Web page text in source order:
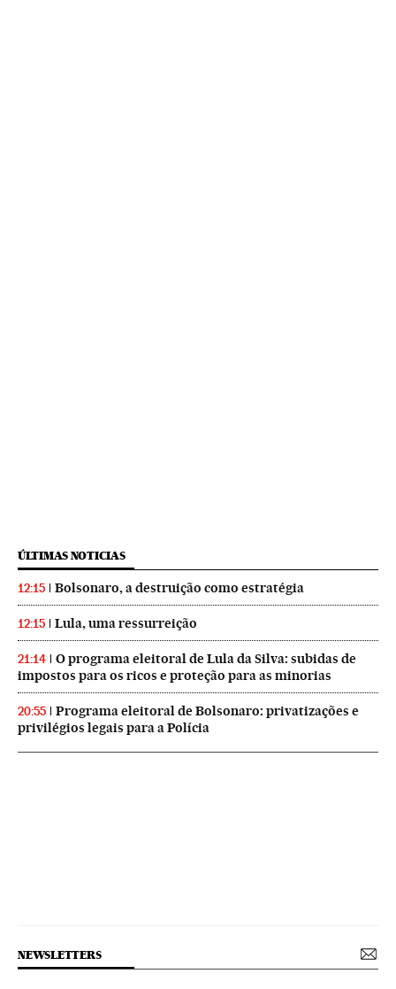
ÚLTIMAS NOTICIAS
12:15 Bolsonaro, a destruição como estratégia
12:15 Lula, uma ressurreição
21:14
O programa eleitoral de Lula da Silva: subidas de
impostos para os ricos e proteção para as minorias
20:55
Programa eleitoral de Bolsonaro: privatizações e
privilégios legais para a Polícia
NEWSLETTERS